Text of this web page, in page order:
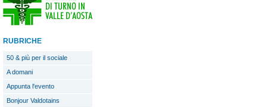
RUBRICHE
50 & più per il sociale
A domani
Appunta l'evento
Bonjour Valdotains